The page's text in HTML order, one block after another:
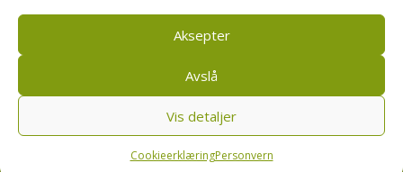
Aksepter
Avslå
Vis detaljer
CookieerklæringPersonvern
Bondevennen SA, Pb 208, sentrum, 4001 Stavanger
Personvern og cookies regler